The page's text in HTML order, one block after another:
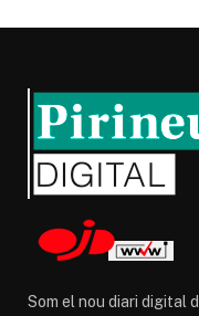
Som el nou diari digital